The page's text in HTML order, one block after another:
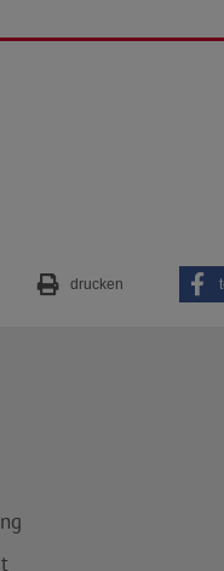
drucken